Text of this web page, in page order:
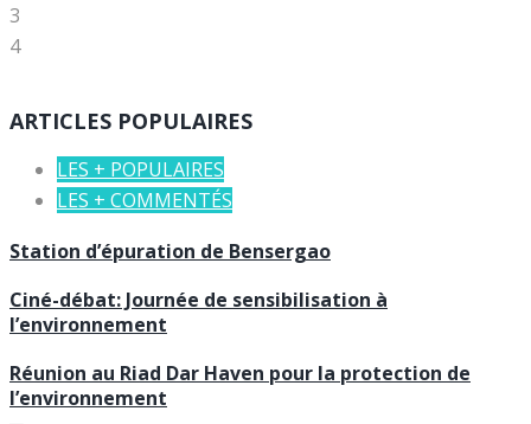
3
4
ARTICLES POPULAIRES
LES + POPULAIRES
LES + COMMENTÉS
Station d’épuration de Bensergao
Ciné-débat: Journée de sensibilisation à
l’environnement
Réunion au Riad Dar Haven pour la protection de
l’environnement